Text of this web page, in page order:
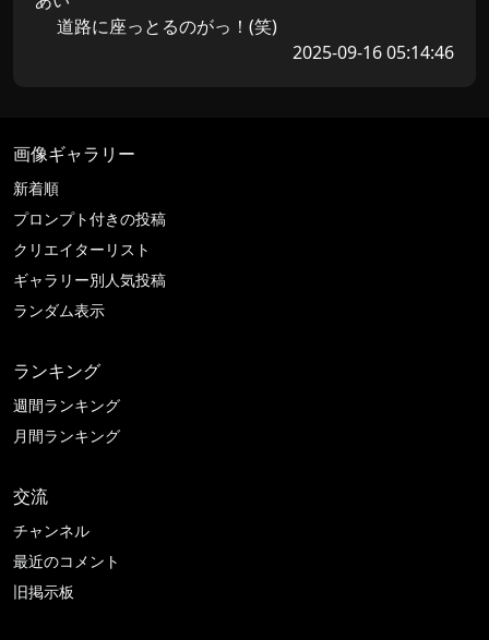
道路に座っとるのがっ！(笑)
2025-09-16 05:14:46
画像ギャラリー
新着順
プロンプト付きの投稿
クリエイターリスト
ギャラリー別人気投稿
ランダム表示
ランキング
週間ランキング
月間ランキング
交流
チャンネル
最近のコメント
旧掲示板